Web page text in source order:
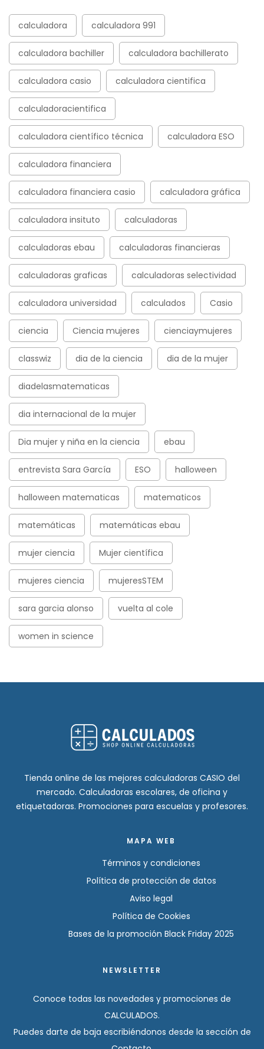
calculadora calculadora 991
calculadora bachiller calculadora bachillerato
calculadora casio calculadora cientifica
calculadoracientifica
calculadora científico técnica calculadora ESO
calculadora financiera
calculadora financiera casio calculadora gráfica
calculadora insituto calculadoras
calculadoras ebau calculadoras financieras
calculadoras graficas calculadoras selectividad
calculadora universidad calculados Casio
ciencia Ciencia mujeres cienciaymujeres
classwiz dia de la ciencia dia de la mujer
diadelasmatematicas
dia internacional de la mujer
Dia mujer y niña en la ciencia ebau
entrevista Sara García ESO halloween
halloween matematicas matematicos
matemáticas matemáticas ebau
mujer ciencia Mujer científica
mujeres ciencia mujeresSTEM
sara garcia alonso vuelta al cole
women in science
Tienda online de las mejores calculadoras CASIO del
mercado. Calculadoras escolares, de oficina y
etiquetadoras. Promociones para escuelas y profesores.
MAPA WEB
Términos y condiciones
Política de protección de datos
Aviso legal
Política de Cookies
Bases de la promoción Black Friday 2025
NEWSLETTER
Conoce todas las novedades y promociones de
CALCULADOS.
Puedes darte de baja escribiéndonos desde la sección de